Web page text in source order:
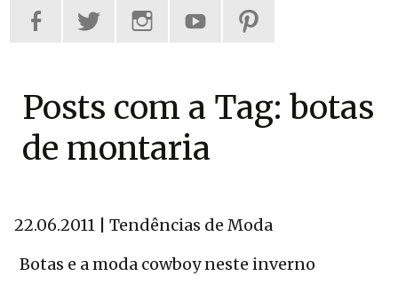
Posts com a Tag: botas
de montaria
22.06.2011 | Tendências de Moda
Botas e a moda cowboy neste inverno